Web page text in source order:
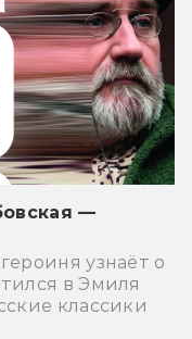
—
узнаёт о
в Эмиля
классики